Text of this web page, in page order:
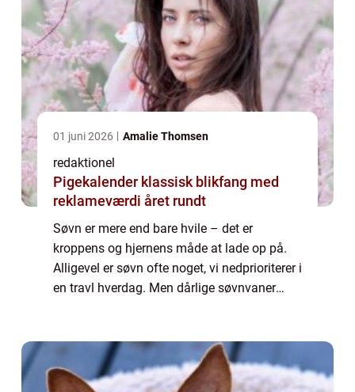
01 juni 2026 Amalie Thomsen
redaktionel
Pigekalender klassisk blikfang med
reklameværdi året rundt
Søvn er mere end bare hvile – det er
kroppens og hjernens måde at lade op på.
Alligevel er søvn ofte noget, vi nedprioriterer i
en travl hverdag. Men dårlige søvnvaner